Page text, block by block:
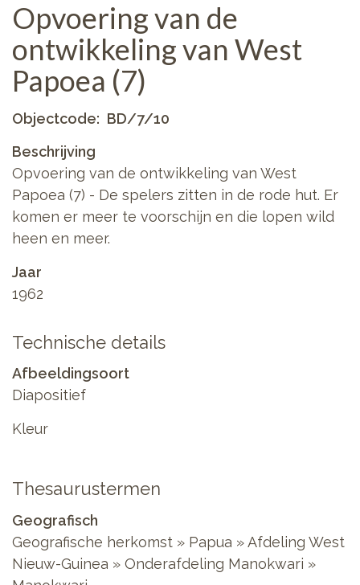
Opvoering van de
ontwikkeling van West
Papoea (7)
Objectcode
BD/7/10
Beschrijving
Opvoering van de ontwikkeling van West
Papoea (7) - De spelers zitten in de rode hut. Er
komen er meer te voorschijn en die lopen wild
heen en meer.
Jaar
1962
Technische details
Afbeeldingsoort
Diapositief
Kleur
Thesaurustermen
Geografisch
Geografische herkomst » Papua » Afdeling West
Nieuw-Guinea » Onderafdeling Manokwari »